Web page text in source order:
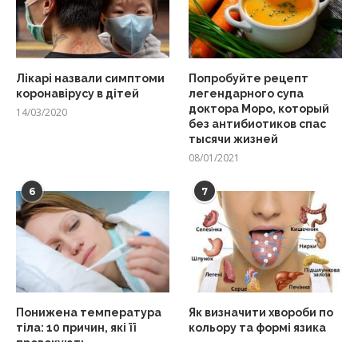
Лікарі назвали симптоми
коронавірусу в дітей
14/03/2020
Попробуйте рецепт
легендарного супа
доктора Моро, который
без антибиотиков спас
тысячи жизней
08/01/2021
6
Понижена температура
тіла: 10 причин, які її
7
Як визначити хвороби по
кольору та формі язика